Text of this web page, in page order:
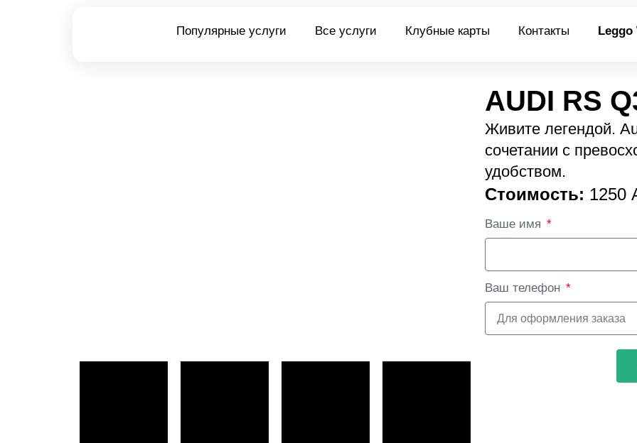
Популярные услуги Все услуги Клубные карты Контакты Leggo
AUDI RS
Живите легендой.
сочетании с
удобством.
Стоимость: 1250
Ваше имя
Ваш телефон